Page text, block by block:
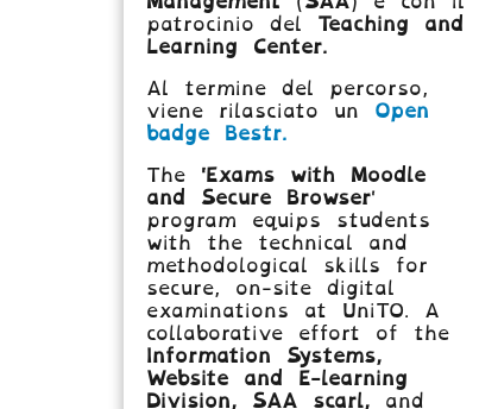
patrocinio del Teaching and
Learning Center.
Al termine del percorso,
viene rilasciato un Open
badge Bestr.
The 'Exams with Moodle
and Secure Browser'
program equips students
with the technical and
methodological skills for
secure, on-site digital
examinations at UniTO. A
collaborative effort of the
Information Systems,
Website and E-learning
Division,
SAA scarl, and